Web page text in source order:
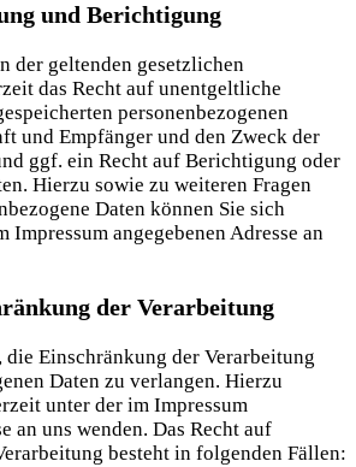
und Berichtigung
der geltenden gesetzlichen
das Recht auf unentgeltliche
personenbezogenen
und Empfänger und den Zweck der
ggf. ein Recht auf Berichtigung oder
Hierzu sowie zu weiteren Fragen
Daten können Sie sich
Impressum angegebenen Adresse an
der Verarbeitung
die Einschränkung der Verarbeitung
Daten zu verlangen. Hierzu
unter der im Impressum
an uns wenden. Das Recht auf
besteht in folgenden Fällen: